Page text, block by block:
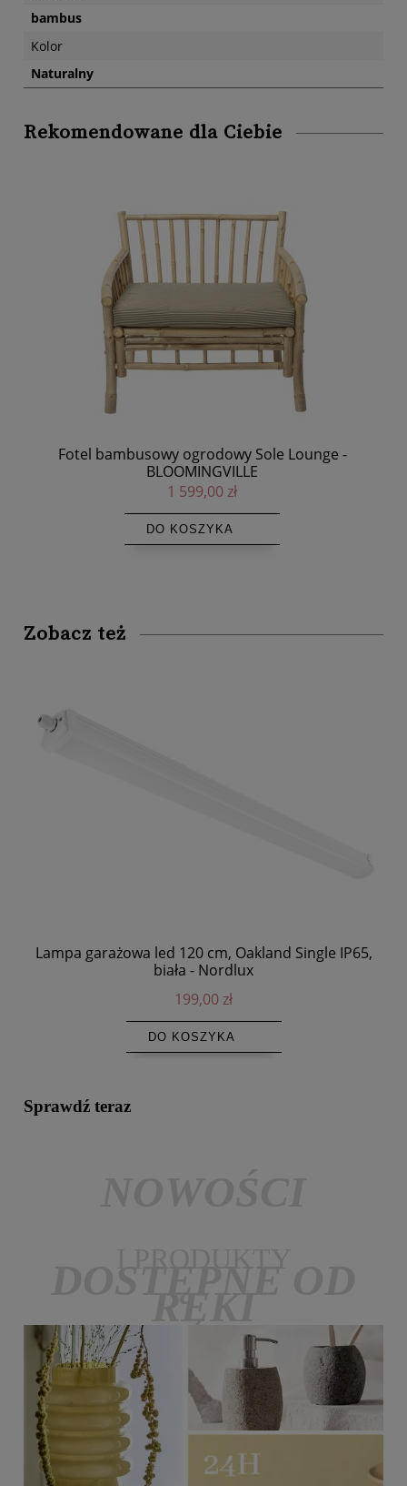
bambus
Kolor
Naturalny
Rekomendowane dla Ciebie
Lampa przenośna solarna Led bambusowa Bob To
Go NORDLUX
499,00 zł
DO KOSZYKA
Zobacz też
Lampa garażowa led 120 cm, Oakland Single IP65,
biała - Nordlux
199,00 zł
DO KOSZYKA
Sprawdź teraz